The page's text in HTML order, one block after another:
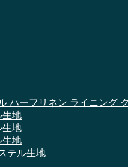
ハーフリネン ライニング
生地
生地
生地
テル生地